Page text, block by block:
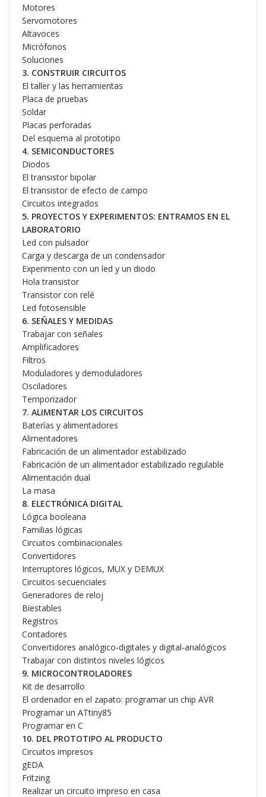
Motores
Servomotores
Altavoces
Micrófonos
Soluciones
3. CONSTRUIR CIRCUITOS
El taller y las herramientas
Placa de pruebas
Soldar
Placas perforadas
Del esquema al prototipo
4. SEMICONDUCTORES
Diodos
El transistor bipolar
El transistor de efecto de campo
Circuitos integrados
5. PROYECTOS Y EXPERIMENTOS: ENTRAMOS EN EL
LABORATORIO
Led con pulsador
Carga y descarga de un condensador
Experimento con un led y un diodo
Hola transistor
Transistor con relé
Led fotosensible
6. SEÑALES Y MEDIDAS
Trabajar con señales
Amplificadores
Filtros
Moduladores y demoduladores
Osciladores
Temporizador
7. ALIMENTAR LOS CIRCUITOS
Baterías y alimentadores
Alimentadores
Fabricación de un alimentador estabilizado
Fabricación de un alimentador estabilizado regulable
Alimentación dual
La masa
8. ELECTRÓNICA DIGITAL
Lógica booleana
Familias lógicas
Circuitos combinacionales
Convertidores
Interruptores lógicos, MUX y DEMUX
Circuitos secuenciales
Generadores de reloj
Biestables
Registros
Contadores
Convertidores analógico-digitales y digital-analógicos
Trabajar con distintos niveles lógicos
9. MICROCONTROLADORES
Kit de desarrollo
El ordenador en el zapato: programar un chip AVR
Programar un ATtiny85
Programar en C
10. DEL PROTOTIPO AL PRODUCTO
Circuitos impresos
gEDA
Fritzing
Realizar un circuito impreso en casa